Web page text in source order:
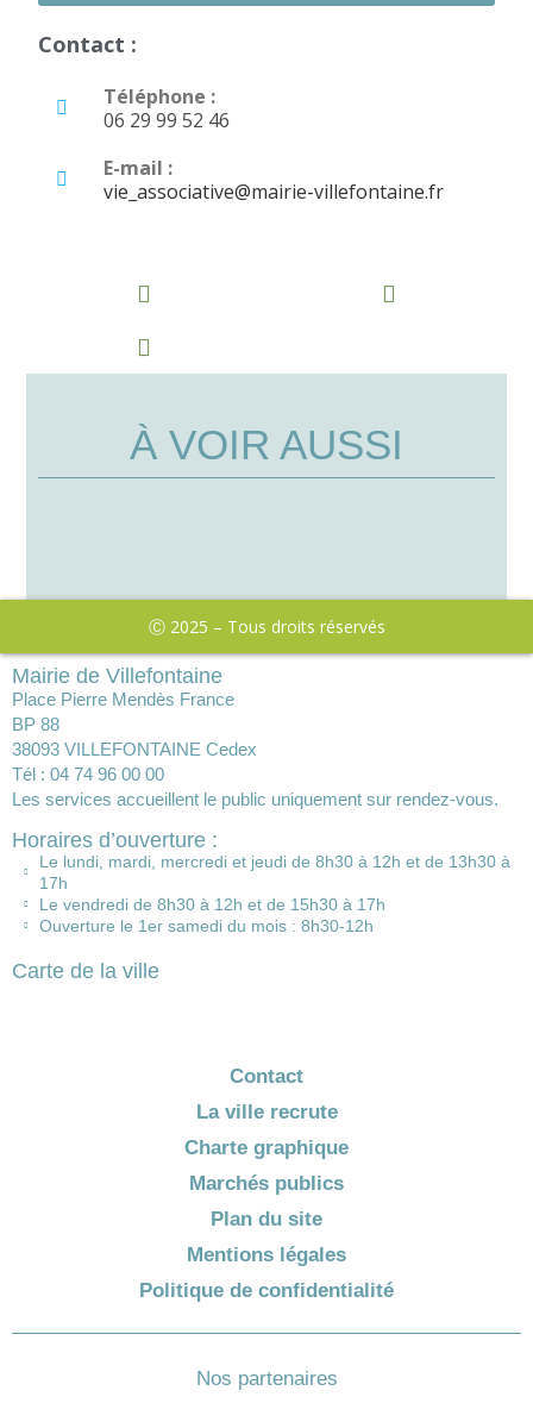
Contact :
Téléphone :
06 29 99 52 46
E-mail :
vie_associative@mairie-villefontaine.fr
À VOIR AUSSI
Ⓒ 2025 – Tous droits réservés
Mairie de Villefontaine
Place Pierre Mendès France
BP 88
38093 VILLEFONTAINE Cedex
Tél : 04 74 96 00 00
Les services accueillent le public uniquement sur rendez-vous.
Horaires d’ouverture :
Le lundi, mardi, mercredi et jeudi de 8h30 à 12h et de 13h30 à
17h
Le vendredi de 8h30 à 12h et de 15h30 à 17h
Ouverture le 1er samedi du mois : 8h30-12h
Carte de la ville
Contact
La ville recrute
Charte graphique
Marchés publics
Plan du site
Mentions légales
Politique de confidentialité
Nos partenaires